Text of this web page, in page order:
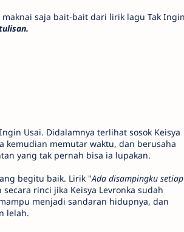
saja bait-bait dari lirik lagu Tak Ingin
Usai. Didalamnya terlihat sosok Keisya
kemudian memutar waktu, dan berusaha
yang tak pernah bisa ia lupakan.
begitu baik. Lirik "Ada disampingku setiap
rinci jika Keisya Levronka sudah
menjadi sandaran hidupnya, dan
lelah.